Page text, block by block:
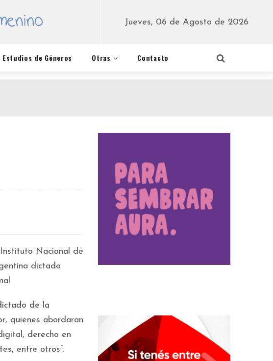
Jueves, 06 de Agosto de 2026
de Géneros Otras Contacto
Nacional de
dictado
de la
quienes abordaran
derecho en
entre otros”.